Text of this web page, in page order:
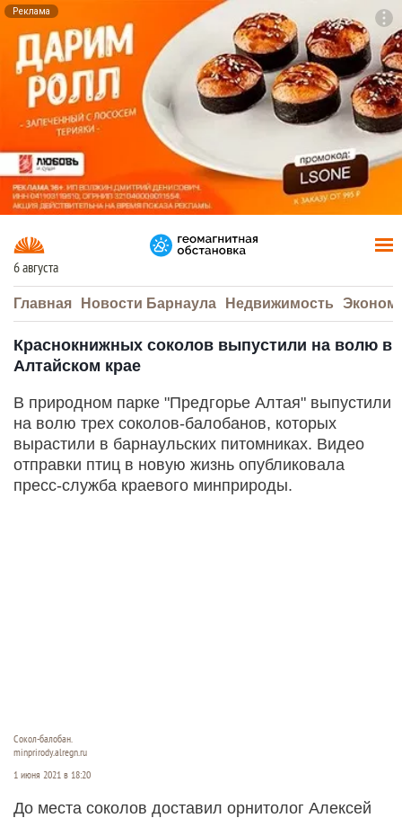
Реклама
6 августа
Главная Новости Барнаула Недвижимость
Краснокнижных соколов выпустили на волю в
Алтайском крае
В природном парке "Предгорье Алтая" выпустили
на волю трех соколов-балобанов, которых
вырастили в барнаульских питомниках. Видео
отправки птиц в новую жизнь опубликовала
пресс-служба краевого минприроды.
Сокол-балобан.
minprirody.alregn.ru
1 июня 2021 в 18:20
До места соколов доставил орнитолог Алексей